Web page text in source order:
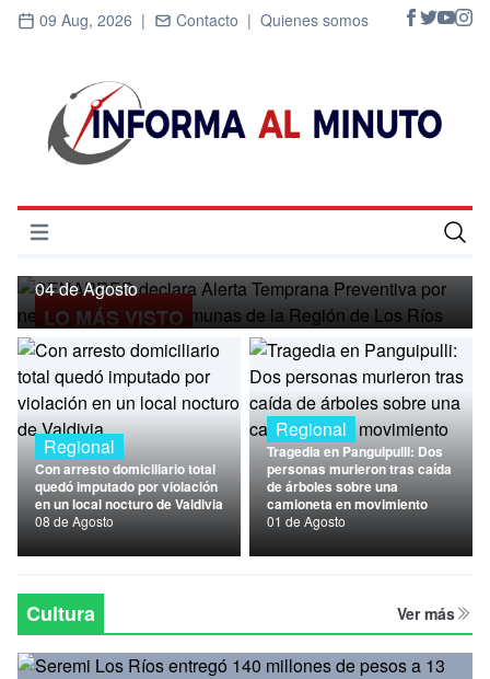
09 Aug, 2026 | Contacto | Quienes somos
Abrir menú
Inicio
Cultura
Deportes
Economía
Entrevistas
Nacional
Política
Regional
LO MÁS VISTO
Regional
SENAPRED declara Alerta Temprana
Preventiva por nevadas para ocho
04 de Agosto
Regional
Con arresto domiciliario total
quedó imputado por violación
en un local nocturo de Valdivia
08 de Agosto
Regional
Tragedia en Panguipulli: Dos
personas murieron tras caída
de árboles sobre una
camioneta en movimiento
01 de Agosto
Cultura Ver más